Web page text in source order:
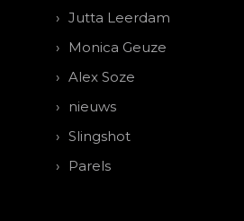
Jutta Leerdam
Monica Geuze
Alex Soze
nieuws
Slingshot
Parels